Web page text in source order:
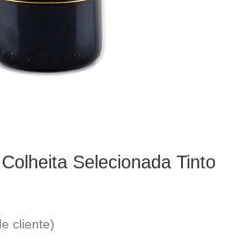
Selecionada Tinto
cliente)